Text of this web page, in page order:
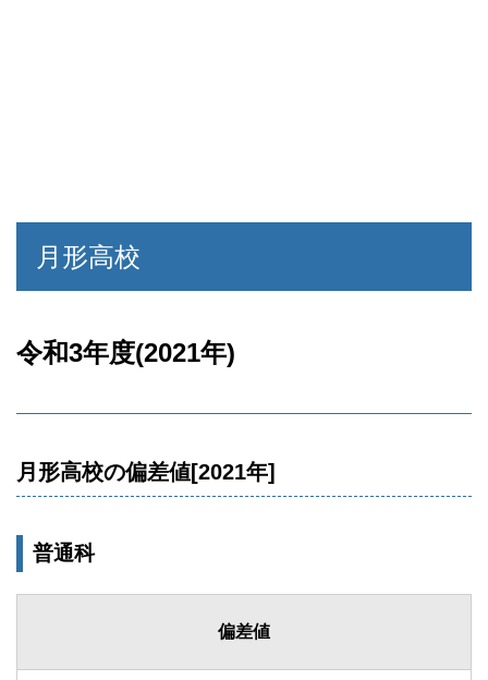
月形高校
令和3年度(2021年)
月形高校の偏差値[2021年]
普通科
偏差値